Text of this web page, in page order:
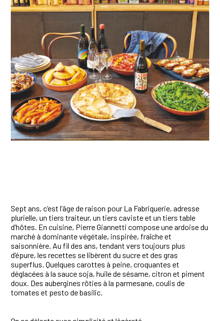
Sept ans, c’est l’âge de raison pour La Fabriquerie, adresse
plurielle, un tiers traiteur, un tiers caviste et un tiers table
d’hôtes. En cuisine, Pierre Giannetti compose une ardoise du
marché à dominante végétale, inspirée, fraîche et
saisonnière. Au fil des ans, tendant vers toujours plus
d’épure, les recettes se libèrent du sucre et des gras
superflus. Quelques carottes à peine, croquantes et
déglacées à la sauce soja, huile de sésame, citron et piment
doux. Des aubergines rôties à la parmesane, coulis de
tomates et pesto de basilic.